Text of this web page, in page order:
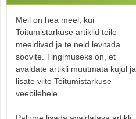
Meil on hea meel, kui
Toitumistarkuse artiklid teile
meeldivad ja te neid levitada
soovite. Tingimuseks on, et
avaldate artikli muutmata kujul ja
lisate viite Toitumistarkuse
veebilehele.